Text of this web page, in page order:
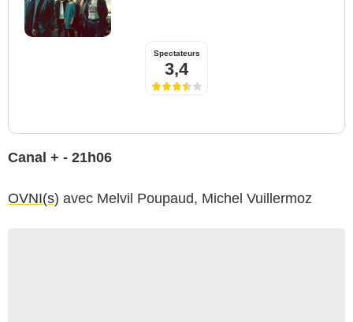
Spectateurs
3,4
Canal + - 21h06
OVNI(s) avec Melvil Poupaud, Michel Vuillermoz